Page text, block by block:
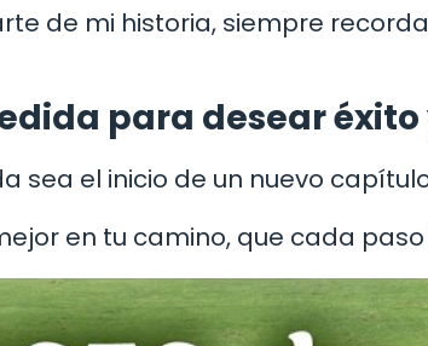
de mi historia, siempre
para desear
sea el inicio de un nuevo
en tu camino, que cada